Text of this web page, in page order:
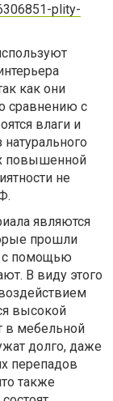
plity-
как они
сравнению с
влаги и
повышенной
не
являются
прошли
с помощью
В виду этого
высокой
в мебельной
долго, даже
перепадов
также